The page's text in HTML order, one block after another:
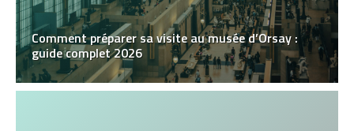
Comment préparer sa visite au musée d’Orsay :
guide complet 2026